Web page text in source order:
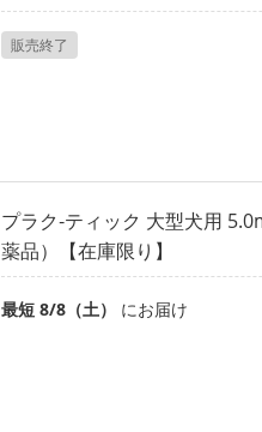
販売終了
プラク‐ティック 大型犬用
薬品）【在庫限り】
最短 8/8（土） にお届け